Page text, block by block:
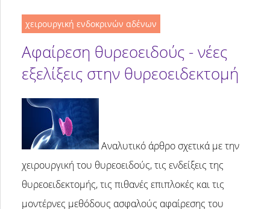
χειρουργική ενδοκρινών αδένων
Αφαίρεση θυρεοειδούς - νέες
εξελίξεις στην θυρεοειδεκτομή
Αναλυτικό άρθρο σχετικά με την
χειρουργική του θυρεοειδούς, τις ενδείξεις της
θυρεοειδεκτομής, τις πιθανές επιπλοκές και τις
μοντέρνες μεθόδους ασφαλούς αφαίρεσης του